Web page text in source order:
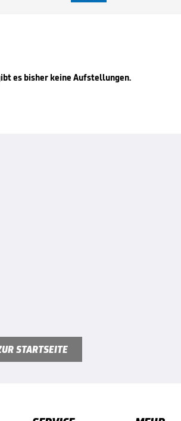
es bisher keine Aufstellungen.
STARTSEITE